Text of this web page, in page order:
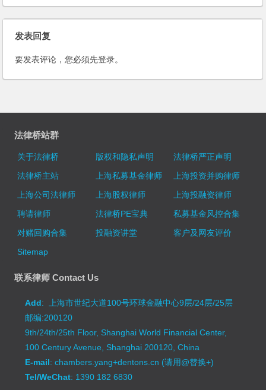
用社产权改革工作的通知
发表回复
要发表评论，您必须先登录。
法律桥站群
关于法律桥 版权和隐私声明
法律桥严正声明
法律桥主站
上海私募基金律师
上海投资并购律师
上海公司法律师
上海股权律师
上海投融资律师
聘请律师
法律桥PE宝典
私募基金风控合集
对赌回购合集
投融资讲堂
客户及网友评价
Sitemap
联系律师 Contact Us
Add: 上海市世纪大道100号环球金融中心9层/24层/25层
邮编:200120
9th/24th/25th Floor, Shanghai World Financial Center,
100 Century Avenue, Shanghai 200120, China
E-mail: chambers.yang+dentons.cn (请用@替换+)
Tel/WeChat: 1390 182 6830